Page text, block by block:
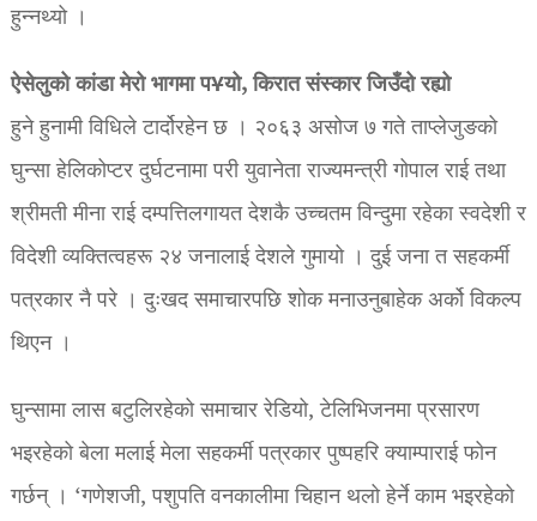
हुन्नथ्यो ।
ऐसेलुको कांडा मेरो भागमा प¥यो, किरात संस्कार जिउँदो रह्यो
हुने हुनामी विधिले टार्दोरहेन छ । २०६३ असोज ७ गते ताप्लेजुङको
घुन्सा हेलिकोप्टर दुर्घटनामा परी युवानेता राज्यमन्त्री गोपाल राई तथा
श्रीमती मीना राई दम्पत्तिलगायत देशकै उच्चतम विन्दुमा रहेका स्वदेशी र
विदेशी व्यक्तित्वहरू २४ जनालाई देशले गुमायो । दुई जना त सहकर्मी
पत्रकार नै परे । दुःखद समाचारपछि शोक मनाउनुबाहेक अर्को विकल्प
थिएन ।
घुन्सामा लास बटुलिरहेको समाचार रेडियो, टेलिभिजनमा प्रसारण
भइरहेको बेला मलाई मेला सहकर्मी पत्रकार पुष्पहरि क्याम्पाराई फोन
गर्छन् । ‘गणेशजी, पशुपति वनकालीमा चिहान थलो हेर्ने काम भइरहेको